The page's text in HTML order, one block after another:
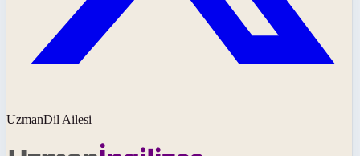
UzmanDil Ailesi